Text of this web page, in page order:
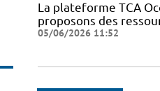
La plateforme TCA
proposons des
05/06/2026 11:52